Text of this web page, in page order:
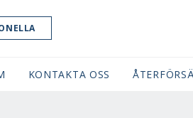
KONTAKTA OSS